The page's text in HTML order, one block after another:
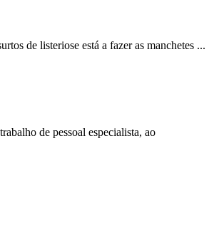
de listeriose está a fazer as manchetes ...
de pessoal especialista, ao